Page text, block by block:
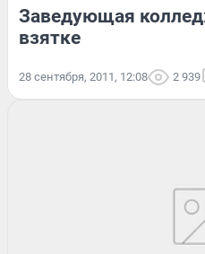
Заведующая
взятке
28 сентября, 2011, 12:08 2 939